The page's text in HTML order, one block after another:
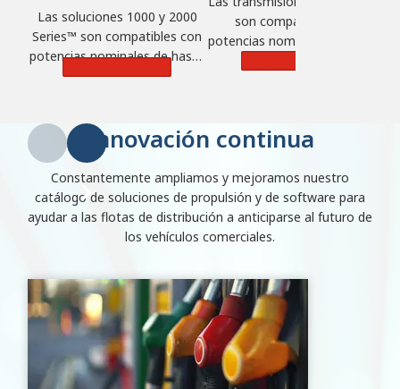
Las soluciones 1000 y 2000
Series™ son compatibles con
potencias nominales de hasta
365 CV (272 kW), pares de 700
son compatibles con
potencias nominales de hasta
Innovación continua
Constantemente ampliamos y mejoramos nuestro
catálogo de soluciones de propulsión y de software para
ayudar a las flotas de distribución a anticiparse al futuro de
los vehículos comerciales.